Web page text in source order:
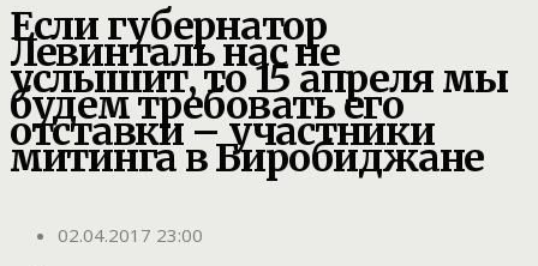
Если губернатор
Левинталь нас не
услышит, то 15 апреля мы
будем требовать его
отставки – участники
митинга в Биробиджане
02.04.2017 23:00